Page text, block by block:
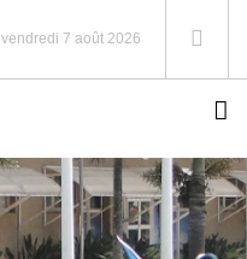
vendredi 7 août 2026